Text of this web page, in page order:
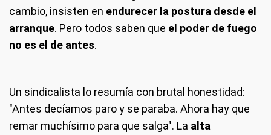
cambio, insisten en endurecer la postura desde el
arranque. Pero todos saben que el poder de fuego
no es el de antes.
Un sindicalista lo resumía con brutal honestidad:
"Antes decíamos paro y se paraba. Ahora hay que
remar muchísimo para que salga". La alta